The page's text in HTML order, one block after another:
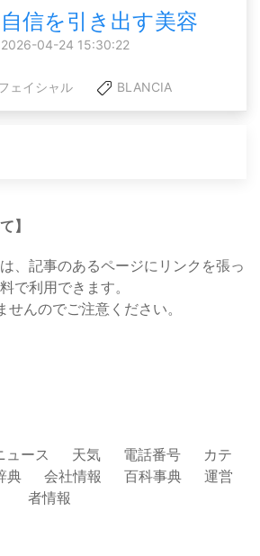
自信を引き出す美容
2026-04-24 15:30:22
ェイシャル BLANCIA
】
、記事のあるページにリンクを張っ
で利用できます。
んのでご注意ください。
ュース 天気 電話番号
カテ
典 会社情報 百科事典
運営
者情報